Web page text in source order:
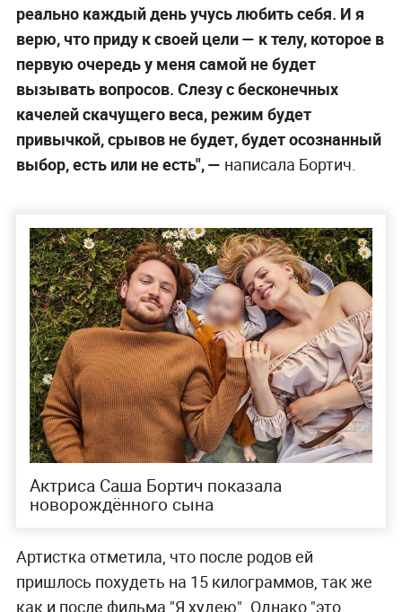
реально каждый день учусь любить себя. И я
верю, что приду к своей цели — к телу, которое в
первую очередь у меня самой не будет
вызывать вопросов. Слезу с бесконечных
качелей скачущего веса, режим будет
привычкой, срывов не будет, будет осознанный
выбор, есть или не есть", — написала Бортич.
Актриса Саша Бортич показала
новорождённого сына
Артистка отметила, что после родов ей
пришлось похудеть на 15 килограммов, так же
как и после фильма "Я худею". Однако "это